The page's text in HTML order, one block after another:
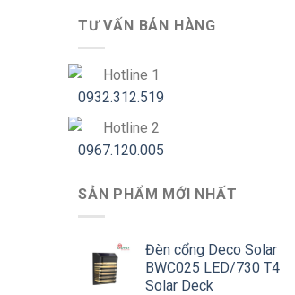
TƯ VẤN BÁN HÀNG
Hotline 1
0932.312.519
Hotline 2
0967.120.005
SẢN PHẨM MỚI NHẤT
Đèn cổng Deco Solar
BWC025 LED/730 T4
Solar Deck